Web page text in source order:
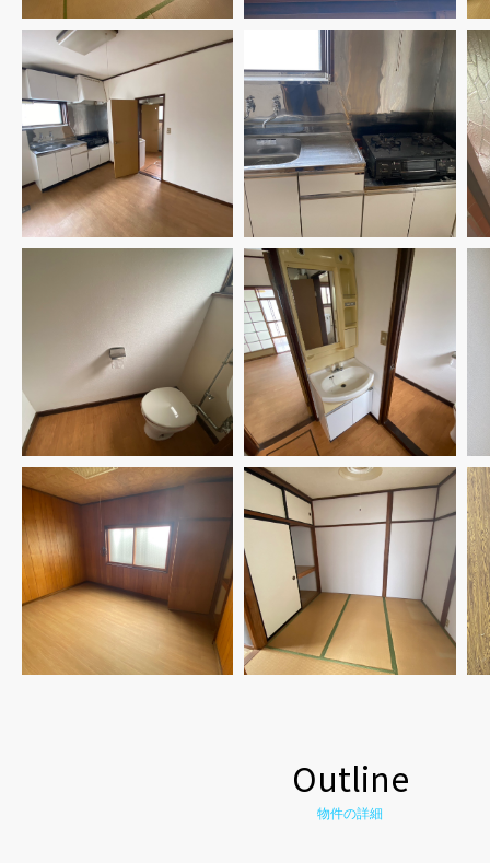
Outline
物件の詳細